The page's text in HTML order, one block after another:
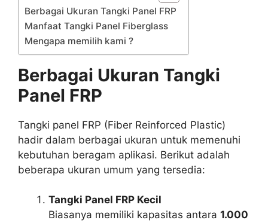
Berbagai Ukuran Tangki Panel FRP
Manfaat Tangki Panel Fiberglass
Mengapa memilih kami ?
Berbagai Ukuran Tangki
Panel FRP
Tangki panel FRP (Fiber Reinforced Plastic)
hadir dalam berbagai ukuran untuk memenuhi
kebutuhan beragam aplikasi. Berikut adalah
beberapa ukuran umum yang tersedia:
Tangki Panel FRP Kecil
Biasanya memiliki kapasitas antara 1.000